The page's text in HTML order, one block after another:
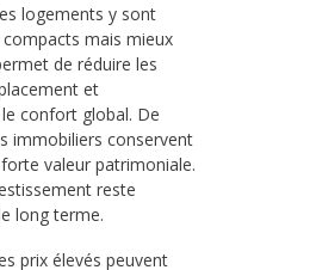
logements y sont
mais mieux
de réduire les
et
le confort global. De
immobiliers conservent
valeur patrimoniale.
reste
long terme.
prix élevés peuvent